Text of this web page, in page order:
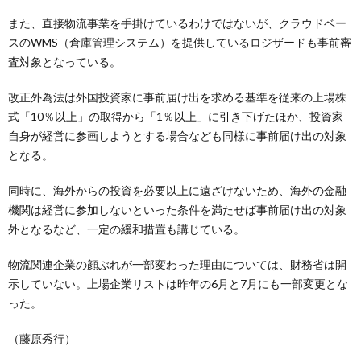
また、直接物流事業を手掛けているわけではないが、クラウドベー
スのWMS（倉庫管理システム）を提供しているロジザードも事前審
査対象となっている。
改正外為法は外国投資家に事前届け出を求める基準を従来の上場株
式「10％以上」の取得から「1％以上」に引き下げたほか、投資家
自身が経営に参画しようとする場合なども同様に事前届け出の対象
となる。
同時に、海外からの投資を必要以上に遠ざけないため、海外の金融
機関は経営に参加しないといった条件を満たせば事前届け出の対象
外となるなど、一定の緩和措置も講じている。
物流関連企業の顔ぶれが一部変わった理由については、財務省は開
示していない。上場企業リストは昨年の6月と7月にも一部変更とな
った。
（藤原秀行）